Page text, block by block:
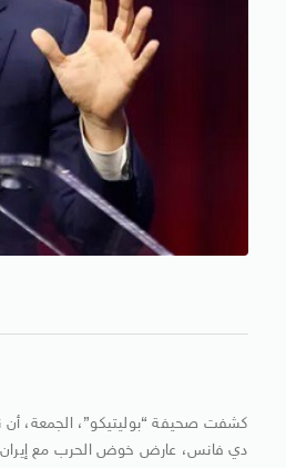
كشفت صحيفة “بوليتيكو”، الجمعة، أن
دي فانس، عارض خوض الحرب مع إيران